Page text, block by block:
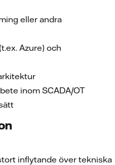
eller andra
Azure) och
inom SCADA/OT
inflytande över tekniska